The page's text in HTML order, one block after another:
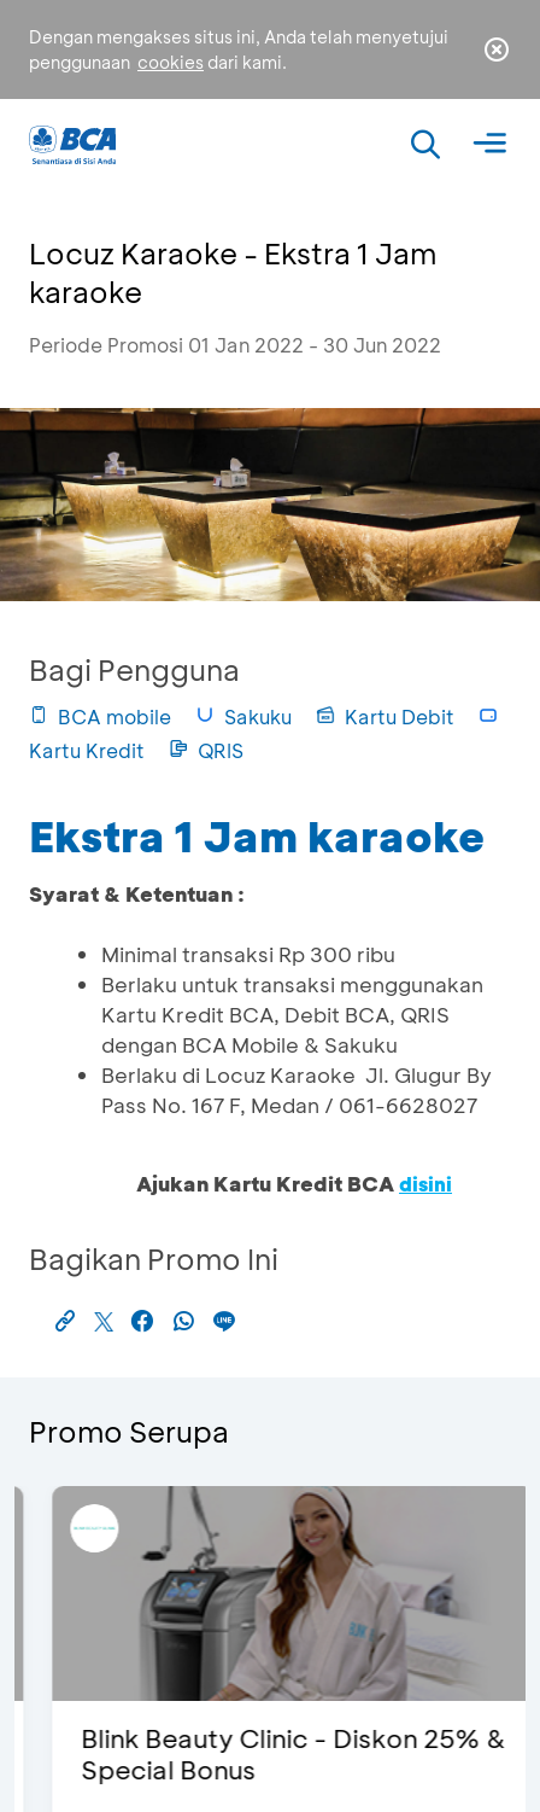
Dengan mengakses situs ini, Anda telah menyetujui
penggunaan cookies dari kami.
Locuz Karaoke - Ekstra 1 Jam
karaoke
Periode Promosi 01 Jan 2022 - 30 Jun 2022
Bagi Pengguna
BCA mobile Sakuku
Kartu Debit
Kartu Kredit
QRIS
Ekstra 1 Jam karaoke
Syarat & Ketentuan :
Minimal transaksi Rp 300 ribu
Berlaku untuk transaksi menggunakan
Kartu Kredit BCA, Debit BCA, QRIS
dengan BCA Mobile & Sakuku
Berlaku di Locuz Karaoke Jl. Glugur By
Pass No. 167 F, Medan / 061-6628027
Ajukan Kartu Kredit BCAdisini
Bagikan Promo Ini
Promo Serupa
Blink Beauty Clinic - Diskon 25% &
Special Bonus